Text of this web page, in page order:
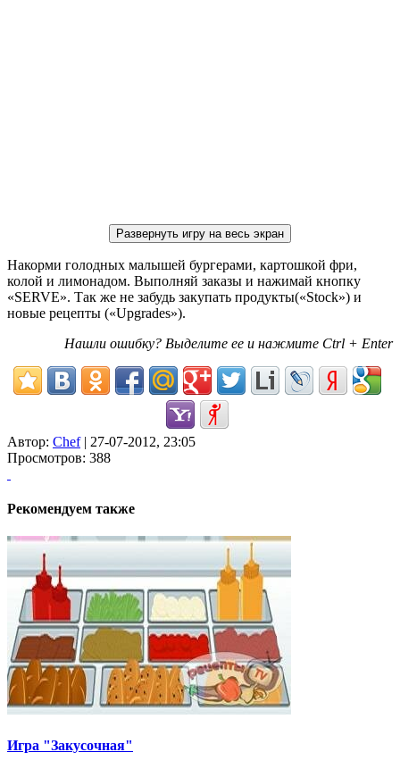
Накорми голодных малышей бургерами, картошкой фри,
колой и лимонадом. Выполняй заказы и нажимай кнопку
«SERVE». Так же не забудь закупать продукты(«Stock») и
новые рецепты («Upgrades»).
Нашли ошибку? Выделите ее и нажмите Ctrl + Enter
Автор: Chef| 27-07-2012, 23:05
Просмотров: 388
Рекомендуем также
Игра "Закусочная"